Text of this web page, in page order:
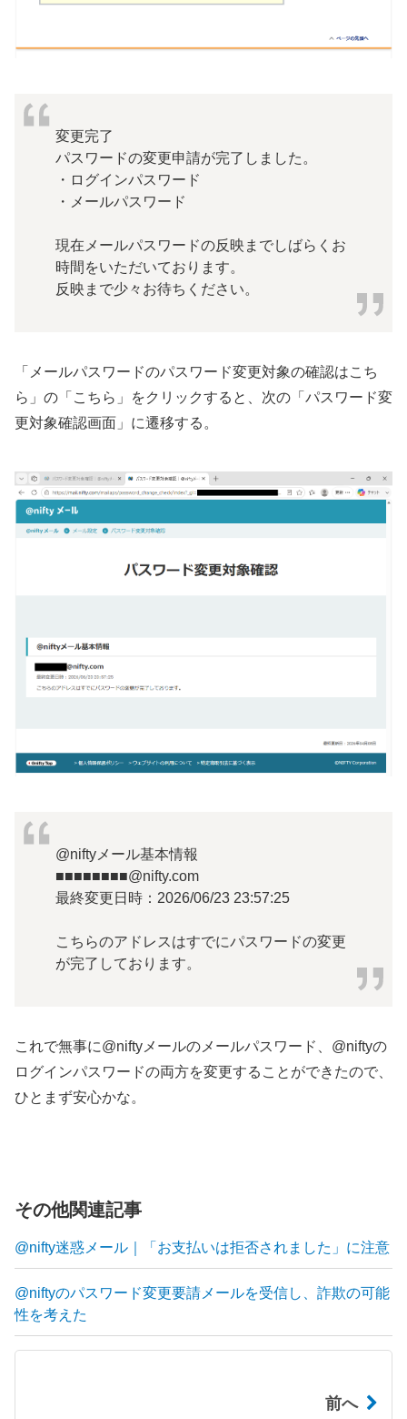
変更完了
パスワードの変更申請が完了しました。
・ログインパスワード
・メールパスワード
現在メールパスワードの反映までしばらくお
時間をいただいております。
反映まで少々お待ちください。
「メールパスワードのパスワード変更対象の確認はこち
ら」の「こちら」をクリックすると、次の「パスワード変
更対象確認画面」に遷移する。
@niftyメール基本情報
■■■■■■■■@nifty.com
最終変更日時：2026/06/23 23:57:25
こちらのアドレスはすでにパスワードの変更
が完了しております。
これで無事に@niftyメールのメールパスワード、@niftyの
ログインパスワードの両方を変更することができたので、
ひとまず安心かな。
その他関連記事
@nifty迷惑メール｜「お支払いは拒否されました」に注意
@niftyのパスワード変更要請メールを受信し、詐欺の可能
性を考えた
前へ